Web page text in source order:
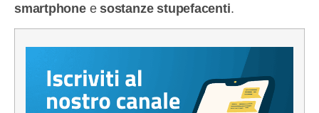
smartphoneesostanze stupefacenti.